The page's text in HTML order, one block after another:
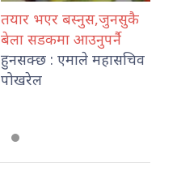
तयार भएर बस्नुस,जुनसुकै
बेला सडकमा आउनुपर्नै
हुनसक्छ : एमाले महासचिव
पोखरेल